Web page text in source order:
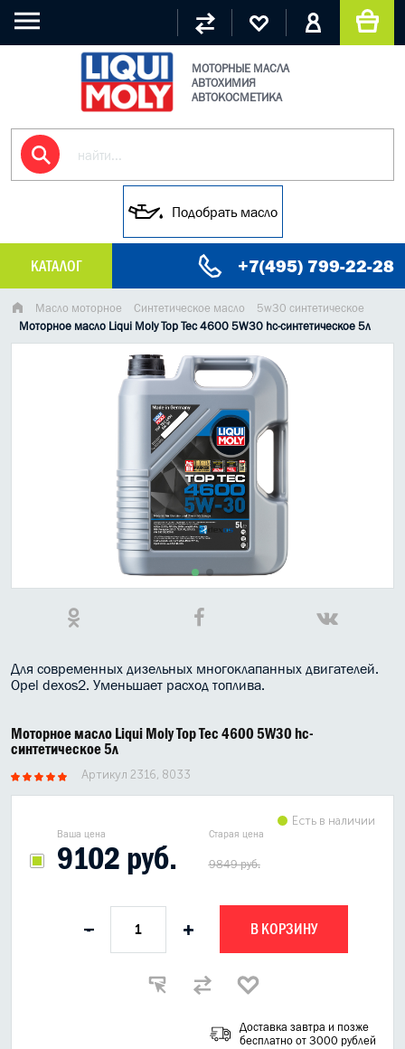
МОТОРНЫЕ МАСЛА
АВТОХИМИЯ
АВТОКОСМЕТИКА
Подобрать масло
КАТАЛОГ +7(495) 799-22-28
МАСЛО МОТОРНОЕ
ГРУЗОВЫЕ МАСЛА
ГИДРАВЛИЧЕСКИЕ МАСЛА
КОНСИСТЕНТНАЯ СМАЗКА
ИНДУСТРИАЛЬНЫЕ МАСЛА
АНТИФРИЗЫ СПЕЦЖИДКОСТИ
ПРИСАДКИ АВТОХИМИЯ
АВТО КОСМЕТИКА
ВСЕ БРЕНДЫ
Масло моторное Синтетическое масло
5w30 синтетическое
Моторное масло Liqui Moly Top Tec 4600 5W30 hc-синтетическое 5л
Для современных дизельных многоклапанных двигателей.
Opel dexos2. Уменьшает расход топлива.
Моторное масло Liqui Moly Top Tec 4600 5W30 hc-
синтетическое 5л
Артикул 2316, 8033
Ваша цена Старая цена
9102 руб. 9849 руб.
Есть в наличии
- + В КОРЗИНУ
Доставка завтра и позже
бесплатно от 3000 рублей